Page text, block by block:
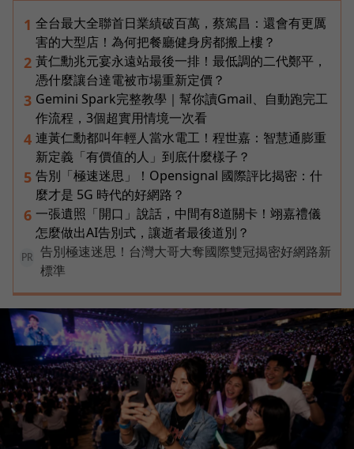
1 全台最大全聯首日業績破百萬，蔡篤昌：還會有更厲
害的大型店！為何把餐廳健身房都搬上樓？
2 黃仁勳兆元宴永遠站最後一排！最低調的二代鄭平，
憑什麼讓台達電被市場重新定價？
3 Gemini Spark完整教學｜幫你讀Gmail、自動跑完工
作流程，3個超實用情境一次看
4 連黃仁勳都叫年輕人當水電工！程世嘉：智慧通膨重
新定義「有價值的人」到底什麼樣子？
5 告別「極速迷思」！Opensignal 國際評比揭密：什
麼才是 5G 時代的好網路？
6 一張遺照「開口」說話，中間有8道關卡！翊嘉禮儀
怎麼做出AI告別式，讓逝者最後道別？
PR
告別極速迷思！台灣大哥大奪國際雙冠揭密好網路新
標準